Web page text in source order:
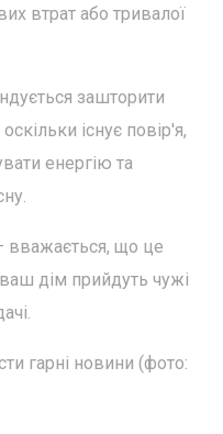
втрат або тривалої
зашторити
існує повір'я,
енергію та
вважається, що це
дім прийдуть чужі
гарні новини (фото: